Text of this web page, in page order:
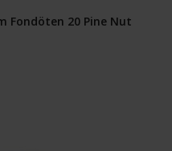
Fondöten 20 Pine Nut